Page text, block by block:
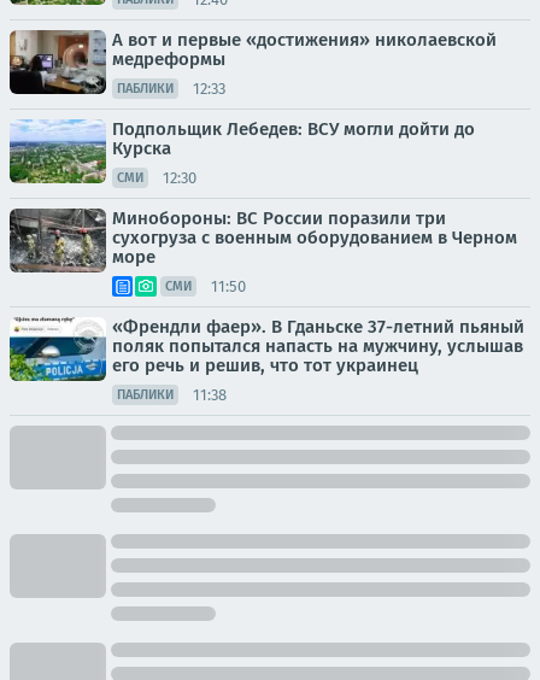
А вот и первые «достижения» николаевской
медреформы
ПАБЛИКИ 12:33
Подпольщик Лебедев: ВСУ могли дойти до
Курска
СМИ 12:30
Минобороны: ВС России поразили три
сухогруза с военным оборудованием в Черном
море
СМИ 11:50
«Френдли фаер». В Гданьске 37-летний пьяный
поляк попытался напасть на мужчину, услышав
его речь и решив, что тот украинец
ПАБЛИКИ 11:38